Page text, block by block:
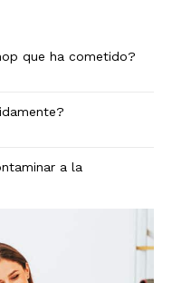
que ha cometido?
a la